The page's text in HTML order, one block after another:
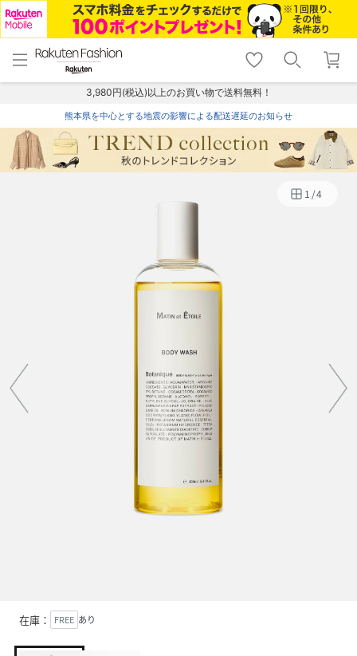
menu home
トップ
shopping_cart lock_outline
ログイン
3,980円(税込)以上のお買い物で送料無料！
熊本県を中心とする地震の影響による配送遅延のお知らせ
1 /4
在庫： FREE あり